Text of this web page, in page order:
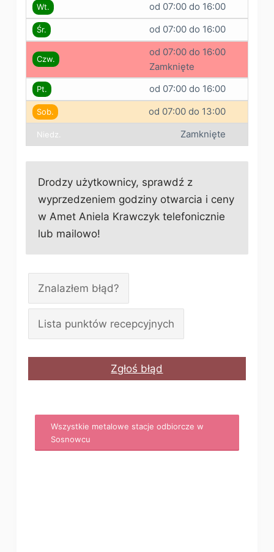
Wt. od 07:00 do 16:00
Śr. od 07:00 do 16:00
Czw.
od 07:00 do 16:00
Zamknięte
Pt. od 07:00 do 16:00
Sob. od 07:00 do 13:00
Niedz. Zamknięte
Drodzy użytkownicy, sprawdź z
wyprzedzeniem godziny otwarcia i ceny
w Amet Aniela Krawczyk telefonicznie
lub mailowo!
Znalazłem błąd?
Lista punktów recepcyjnych
Zgłoś błąd
Wszystkie metalowe stacje odbiorcze w
Sosnowcu